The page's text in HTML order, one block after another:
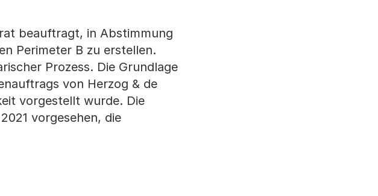
beauftragt, in Abstimmung
Perimeter B zu erstellen.
Prozess. Die Grundlage
von Herzog & de
vorgestellt wurde. Die
vorgesehen, die